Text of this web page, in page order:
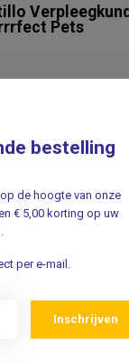
Pets
Bronze
bestelling
de hoogte van onze
€ 5,00 korting op uw
per e-mail.
Inschrijven